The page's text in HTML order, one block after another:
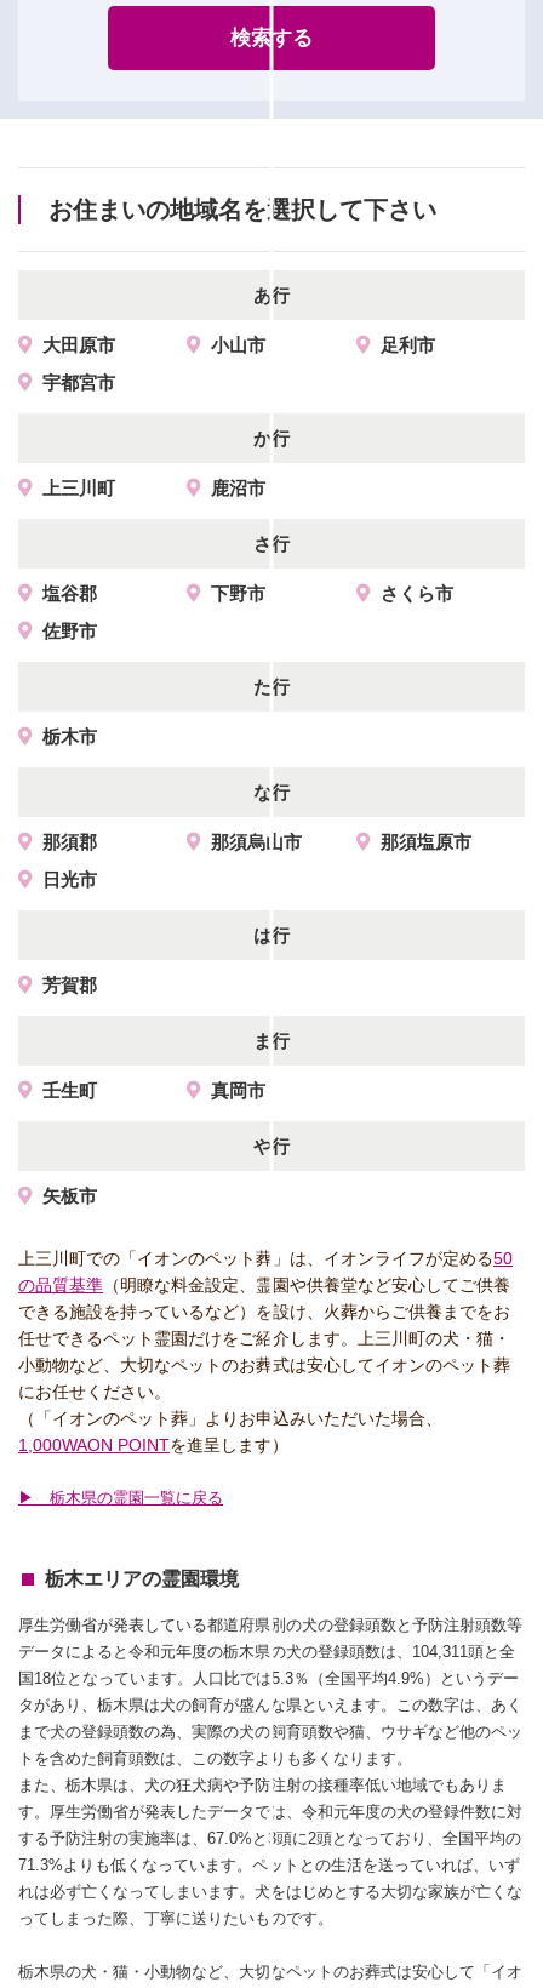
検索する
お住まいの地域名を選択して下さい
あ行
大田原市 小山市
足利市
宇都宮市
か行
上三川町 鹿沼市
さ行
塩谷郡 下野市
さくら市
佐野市
た行
栃木市
な行
那須郡 那須烏山市
那須塩原市
日光市
は行
芳賀郡
ま行
壬生町 真岡市
や行
矢板市
上三川町での「イオンのペット葬」は、イオンライフが定める50
の品質基準 （明瞭な料金設定、霊園や供養堂など安心してご供養
できる施設を持っているなど）を設け、火葬からご供養までをお
任せできるペット霊園だけをご紹介します。上三川町の犬・猫・
小動物など、大切なペットのお葬式は安心してイオンのペット葬
にお任せください。
（「イオンのペット葬」よりお申込みいただいた場合、
1,000WAON POINTを進呈します）
▶ 栃木県の霊園一覧に戻る
栃木エリアの霊園環境
厚生労働省が発表している都道府県別の犬の登録頭数と予防注射頭数等
データによると令和元年度の栃木県の犬の登録頭数は、104,311頭と全
国18位となっています。人口比では5.3％（全国平均4.9%）というデー
タがあり、栃木県は犬の飼育が盛んな県といえます。この数字は、あく
まで犬の登録頭数の為、実際の犬の飼育頭数や猫、ウサギなど他のペッ
トを含めた飼育頭数は、この数字よりも多くなります。
また、栃木県は、犬の狂犬病や予防注射の接種率低い地域でもありま
す。厚生労働省が発表したデータでは、令和元年度の犬の登録件数に対
する予防注射の実施率は、67.0%と3頭に2頭となっており、全国平均の
71.3%よりも低くなっています。ペットとの生活を送っていれば、いず
れは必ず亡くなってしまいます。犬をはじめとする大切な家族が亡くな
ってしまった際、丁寧に送りたいものです。
栃木県の犬・猫・小動物など、大切なペットのお葬式は安心して「イオ